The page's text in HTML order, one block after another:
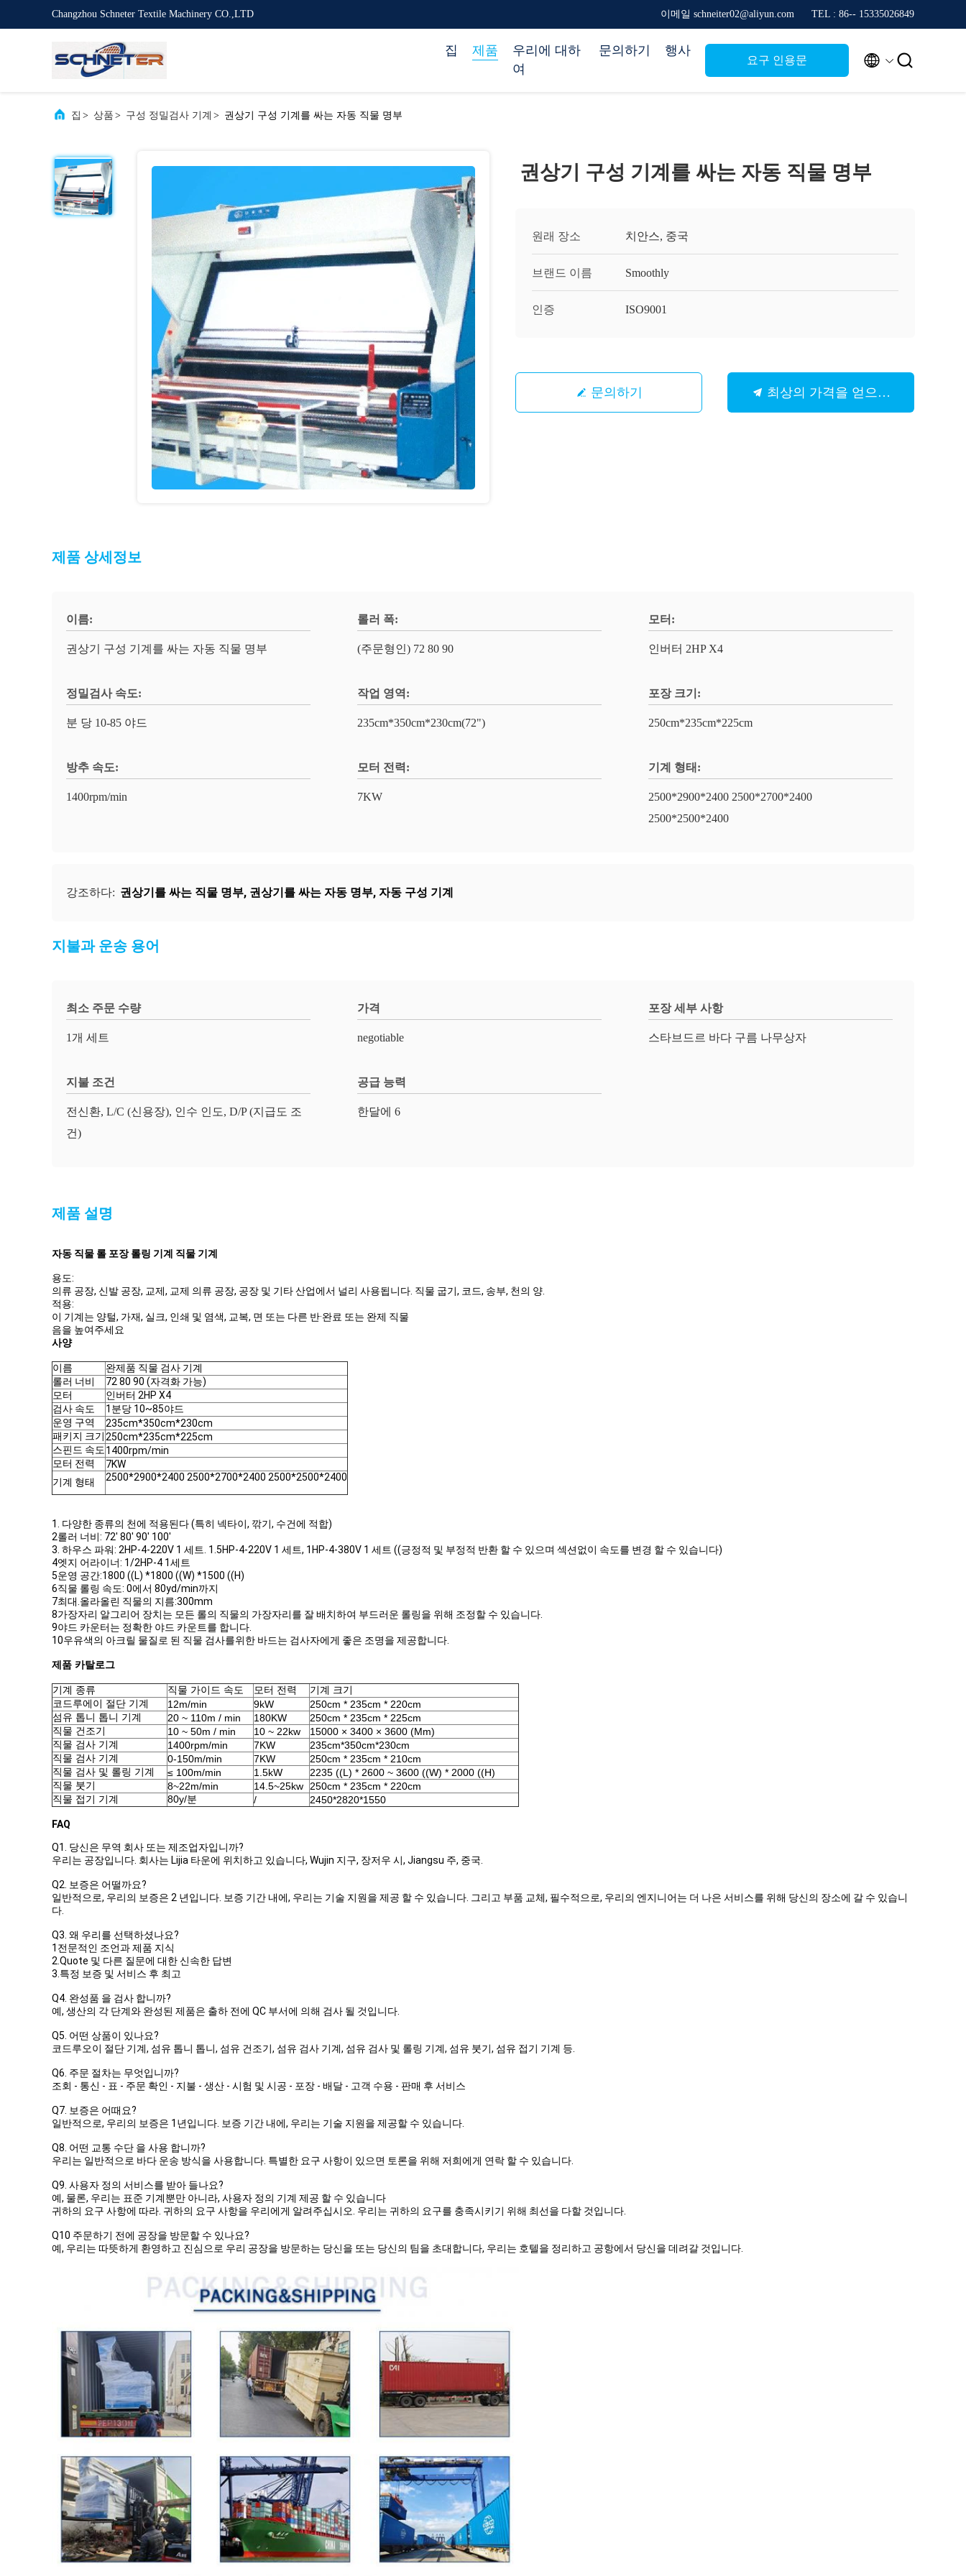
Changzhou Schneter Textile Machinery CO.,LTD 이메일 schneiter02@aliyun.com TEL : 86-- 15335026849
집 제품
우리에 대하
여
문의하기 행사
요구 인용문  
집 > 상품 > 구성 정밀검사 기계 > 권상기 구성 기계를 싸는 자동 직물 명부
권상기 구성 기계를 싸는 자동 직물 명부
원래 장소 치안스, 중국
브랜드 이름 Smoothly
인증 ISO9001
문의하기 최상의 가격을 얻으세요
제품 상세정보
이름:
권상기 구성 기계를 싸는 자동 직물 명부
롤러 폭:
(주문형인) 72 80 90
모터:
인버터 2HP X4
정밀검사 속도:
분 당 10-85 야드
작업 영역:
235cm*350cm*230cm(72")
포장 크기:
250cm*235cm*225cm
방추 속도:
1400rpm/min
모터 전력:
7KW
기계 형태:
2500*2900*2400 2500*2700*2400
2500*2500*2400
강조하다: 권상기를 싸는 직물 명부, 권상기를 싸는 자동 명부, 자동 구성 기계
지불과 운송 용어
최소 주문 수량
1개 세트
가격
negotiable
포장 세부 사항
스타브드르 바다 구름 나무상자
지불 조건
전신환, L/C (신용장), 인수 인도, D/P (지급도 조
건)
공급 능력
한달에 6
제품 설명
자동 직물 롤 포장 롤링 기계 직물 기계
용도:
의류 공장, 신발 공장, 교제, 교제 의류 공장, 공장 및 기타 산업에서 널리 사용됩니다. 직물 굽기, 코드, 송부, 천의 양.
적용:
이 기계는 양털, 가재, 실크, 인쇄 및 염색, 교복, 면 또는 다른 반·완료 또는 완제 직물
음을 높여주세요
사양
이름
완제품 직물 검사 기계
롤러 너비
72 80 90 (자격화 가능)
모터
인버터 2HP X4
검사 속도
1분당 10~85야드
운영 구역
235cm*350cm*230cm
패키지 크기 250cm*235cm*225cm
스핀드 속도 1400rpm/min
모터 전력
7KW
기계 형태
2500*2900*2400 2500*2700*2400 2500*2500*2400
1. 다양한 종류의 천에 적용된다 (특히 넥타이, 깎기, 수건에 적합)
2롤러 너비: 72' 80' 90' 100'
3. 하우스 파워: 2HP-4-220V 1 세트. 1.5HP-4-220V 1 세트, 1HP-4-380V 1 세트 ((긍정적 및 부정적 반환 할 수 있으며 섹션없이 속도를 변경 할 수 있습니다)
4엣지 어라이너: 1/2HP-4 1세트
5운영 공간:1800 ((L) *1800 ((W) *1500 ((H)
6직물 롤링 속도: 0에서 80yd/min까지
7최대.올라올린 직물의 지름:300mm
8가장자리 알그리어 장치는 모든 롤의 직물의 가장자리를 잘 배치하여 부드러운 롤링을 위해 조정할 수 있습니다.
9야드 카운터는 정확한 야드 카운트를 합니다.
10우유색의 아크릴 물질로 된 직물 검사를위한 바드는 검사자에게 좋은 조명을 제공합니다.
제품 카탈로그
기계 종류 직물 가이드 속도 모터 전력
기계 크기
코드루에이 절단 기계
12m/min 9kW
250cm * 235cm * 220cm
섬유 톱니 톱니 기계
20 ~ 110m / min 180KW
250cm * 235cm * 225cm
직물 건조기
10 ~ 50m / min 10 ~ 22kw
15000 × 3400 × 3600 (Mm)
직물 검사 기계
1400rpm/min 7KW
235cm*350cm*230cm
직물 검사 기계
0-150m/min 7KW
250cm * 235cm * 210cm
직물 검사 및 롤링 기계
≤ 100m/min 1.5kW
2235 ((L) * 2600 ~ 3600 ((W) * 2000 ((H)
직물 붓기
8~22m/min 14.5~25kw
250cm * 235cm * 220cm
직물 접기 기계
80y/분 / 2450*2820*1550
FAQ
Q1. 당신은 무역 회사 또는 제조업자입니까?
우리는 공장입니다. 회사는 Lijia 타운에 위치하고 있습니다, Wujin 지구, 장저우 시, Jiangsu 주, 중국.
Q2. 보증은 어떨까요?
일반적으로, 우리의 보증은 2 년입니다. 보증 기간 내에, 우리는 기술 지원을 제공 할 수 있습니다. 그리고 부품 교체, 필수적으로, 우리의 엔지니어는 더 나은 서비스를 위해 당신의 장소에 갈 수 있습니
다.
Q3. 왜 우리를 선택하셨나요?
1전문적인 조언과 제품 지식
2.Quote 및 다른 질문에 대한 신속한 답변
3.특정 보증 및 서비스 후 최고
Q4. 완성품 을 검사 합니까?
예, 생산의 각 단계와 완성된 제품은 출하 전에 QC 부서에 의해 검사 될 것입니다.
Q5. 어떤 상품이 있나요?
코드루오이 절단 기계, 섬유 톱니 톱니, 섬유 건조기, 섬유 검사 기계, 섬유 검사 및 롤링 기계, 섬유 붓기, 섬유 접기 기계 등.
Q6. 주문 절차는 무엇입니까?
조회 - 통신 - 표 - 주문 확인 - 지불 - 생산 - 시험 및 시공 - 포장 - 배달 - 고객 수용 - 판매 후 서비스
Q7. 보증은 어때요?
일반적으로, 우리의 보증은 1년입니다. 보증 기간 내에, 우리는 기술 지원을 제공할 수 있습니다.
Q8. 어떤 교통 수단 을 사용 합니까?
우리는 일반적으로 바다 운송 방식을 사용합니다. 특별한 요구 사항이 있으면 토론을 위해 저희에게 연락 할 수 있습니다.
Q9. 사용자 정의 서비스를 받아 들나요?
예, 물론, 우리는 표준 기계뿐만 아니라, 사용자 정의 기계 제공 할 수 있습니다
귀하의 요구 사항에 따라. 귀하의 요구 사항을 우리에게 알려주십시오. 우리는 귀하의 요구를 충족시키기 위해 최선을 다할 것입니다.
Q10 주문하기 전에 공장을 방문할 수 있나요?
예, 우리는 따뜻하게 환영하고 진심으로 우리 공장을 방문하는 당신을 또는 당신의 팀을 초대합니다, 우리는 호텔을 정리하고 공항에서 당신을 데려갈 것입니다.